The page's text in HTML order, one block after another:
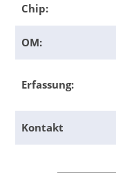
Chip:
OM:
Erfassung:
Kontakt